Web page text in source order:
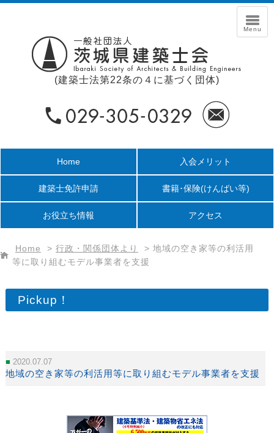
(建築士法第22条の４に基づく団体)
Home 入会メリット
建築士免許申請 書籍･保険(けんばい等)
お役立ち情報 アクセス
Home > 行政・関係団体より > 地域の空き家等の利活用
等に取り組むモデル事業者を支援
Pickup！
2020.07.07
地域の空き家等の利活用等に取り組むモデル事業者を支援